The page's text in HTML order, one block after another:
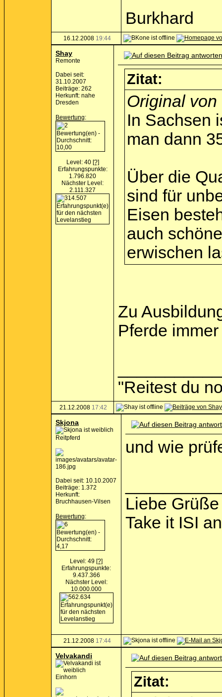
Burkhard
16.12.2008 19:44
Shay
Remonte
Dabei seit:
31.10.2007
Beiträge: 262
Herkunft: nahe
Dresden
Bewertung:
Level: 40 [?]
Erfahrungspunkte:
1.796.820
Nächster Level:
2.111.327
Zitat:
Original von
In Sachsen
man dann
Über die
sind für
Eisen
auch
erwischen
Zu
Pferde
"Reitest du
21.12.2008 17:42
Skjona
Reitpferd
Dabei seit: 10.10.2007
Beiträge: 1.372
Herkunft:
Bruchhausen-Vilsen
Bewertung:
Level: 49 [?]
Erfahrungspunkte:
9.437.366
Nächster Level:
10.000.000
und wie
Liebe
Take it ISI
21.12.2008 17:44
Velvakandi
Einhorn Zitat: